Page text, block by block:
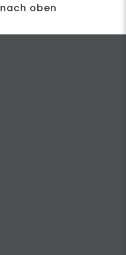
oben